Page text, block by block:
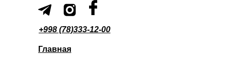
+998 (78)333-12-00
Главная